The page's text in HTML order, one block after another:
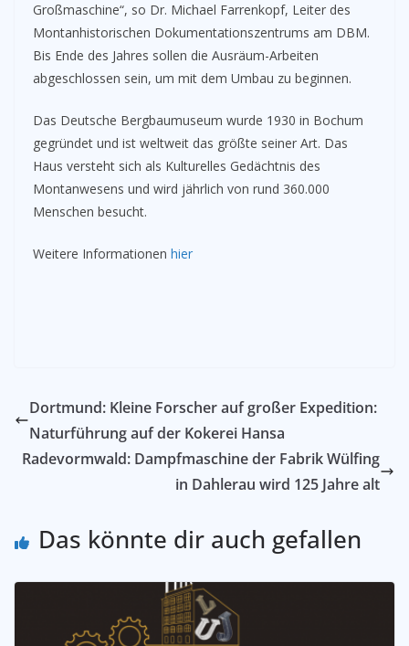
Großmaschine“, so Dr. Michael Farrenkopf, Leiter des
Montanhistorischen Dokumentationszentrums am DBM.
Bis Ende des Jahres sollen die Ausräum-Arbeiten
abgeschlossen sein, um mit dem Umbau zu beginnen.
Das Deutsche Bergbaumuseum wurde 1930 in Bochum
gegründet und ist weltweit das größte seiner Art. Das
Haus versteht sich als Kulturelles Gedächtnis des
Montanwesens und wird jährlich von rund 360.000
Menschen besucht.
Weitere Informationen hier
Dortmund: Kleine Forscher auf großer Expedition:
Naturführung auf der Kokerei Hansa
Radevormwald: Dampfmaschine der Fabrik Wülfing
in Dahlerau wird 125 Jahre alt
Das könnte dir auch gefallen